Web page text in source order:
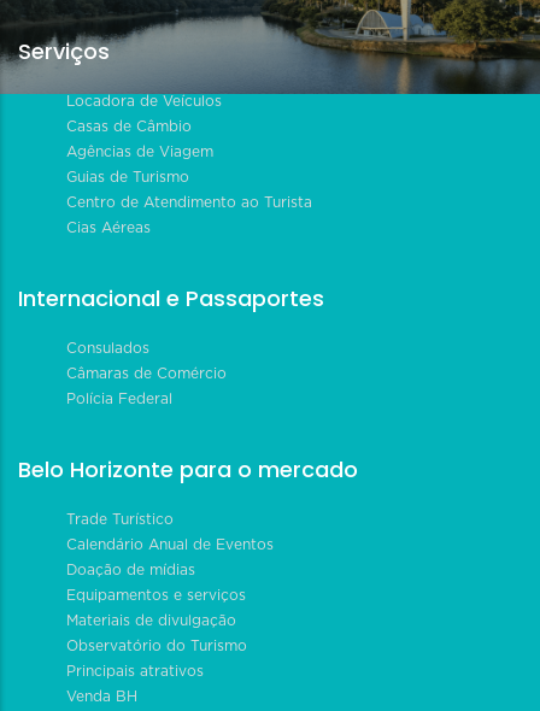
Serviços
Locadora de Veículos
Casas de Câmbio
Agências de Viagem
Guias de Turismo
Centro de Atendimento ao Turista
Cias Aéreas
Internacional e Passaportes
Consulados
Câmaras de Comércio
Polícia Federal
Belo Horizonte para o mercado
Trade Turístico
Calendário Anual de Eventos
Doação de mídias
Equipamentos e serviços
Materiais de divulgação
Observatório do Turismo
Principais atrativos
Venda BH